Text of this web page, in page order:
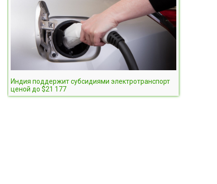
Индия поддержит субсидиями электротранспорт
ценой до $21 177